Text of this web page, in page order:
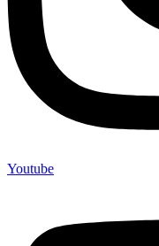
Youtube